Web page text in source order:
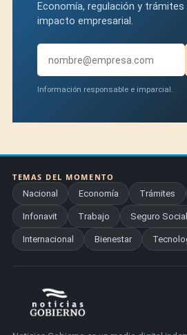
Economía, regulación y
impacto empresarial.
Información responsable e imparcial.
TEMAS DEL MOMENTO
Nacional
Economía Trámites
Infonavit Trabajo Seguro Social
Internacional Bienestar